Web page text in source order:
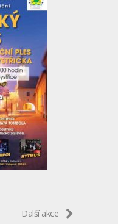
Další akce